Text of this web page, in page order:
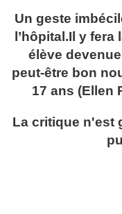
Un geste
l’hôpital.Il y
élève
peut-être bon
17 ans (Ellen
La critique n'est